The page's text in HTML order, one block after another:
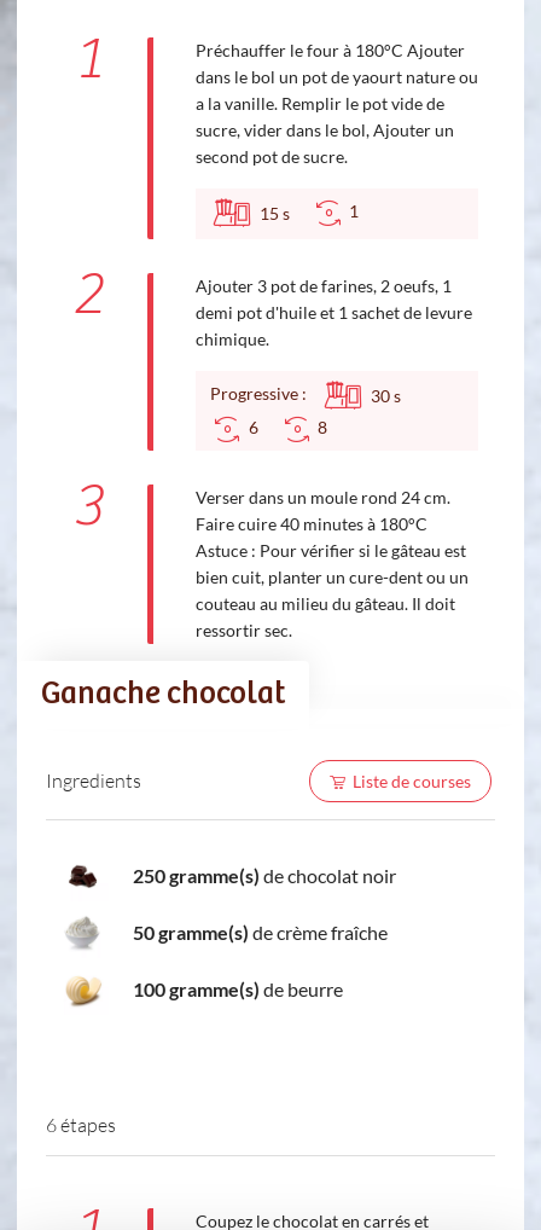
1
Préchauffer le four à 180°C Ajouter
dans le bol un pot de yaourt nature ou
a la vanille. Remplir le pot vide de
sucre, vider dans le bol, Ajouter un
second pot de sucre.
15 s 1
2
Ajouter 3 pot de farines, 2 oeufs, 1
demi pot d'huile et 1 sachet de levure
chimique.
Progressive : 30s
6
8
3
Verser dans un moule rond 24 cm.
Faire cuire 40 minutes à 180°C
Astuce : Pour vérifier si le gâteau est
bien cuit, planter un cure-dent ou un
couteau au milieu du gâteau. Il doit
ressortir sec.
Ganache chocolat
Ingredients Liste de courses
250 gramme(s) de chocolat noir
50 gramme(s) de crème fraîche
100 gramme(s) de beurre
6 étapes
Coupez le chocolat en carrés et